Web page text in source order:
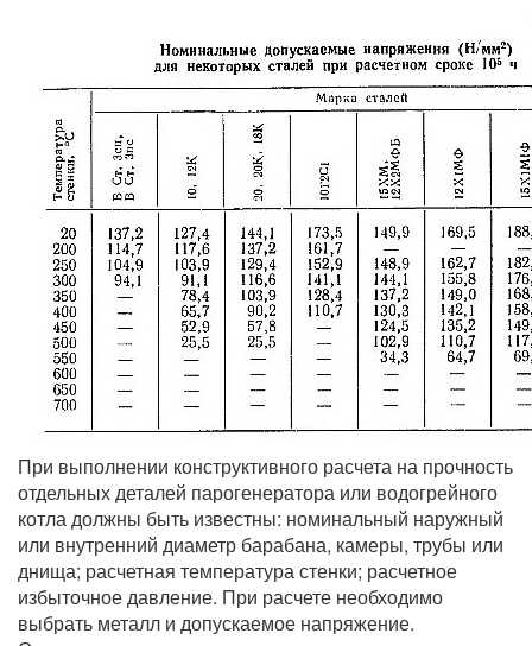
При выполнении конструктивного расчета на прочность
отдельных деталей парогенератора или водогрейного
котла должны быть известны: номинальный наружный
или внутренний диаметр барабана, камеры, трубы или
днища; расчетная температура стенки; расчетное
избыточное давление. При расчете необходимо
выбрать металл и допускаемое напряжение.